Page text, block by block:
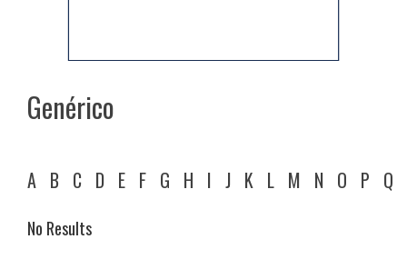
Genérico
A B C D E F G H I J K L M N O P Q
No Results